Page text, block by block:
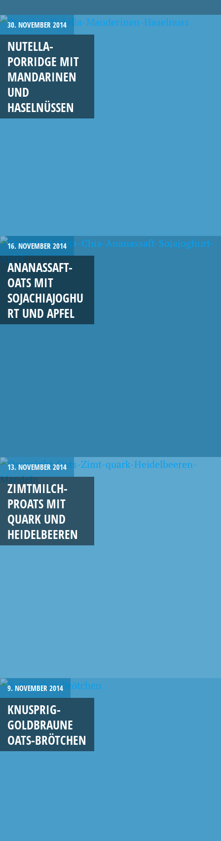
30. NOVEMBER 2014
NUTELLA-
PORRIDGE MIT
MANDARINEN
UND
HASELNÜSSEN
16. NOVEMBER 2014
ANANASSAFT-
OATS MIT
SOJACHIAJOGHU
RT UND APFEL
13. NOVEMBER 2014
ZIMTMILCH-
PROATS MIT
QUARK UND
HEIDELBEEREN
9. NOVEMBER 2014
KNUSPRIG-
GOLDBRAUNE
OATS-BRÖTCHEN